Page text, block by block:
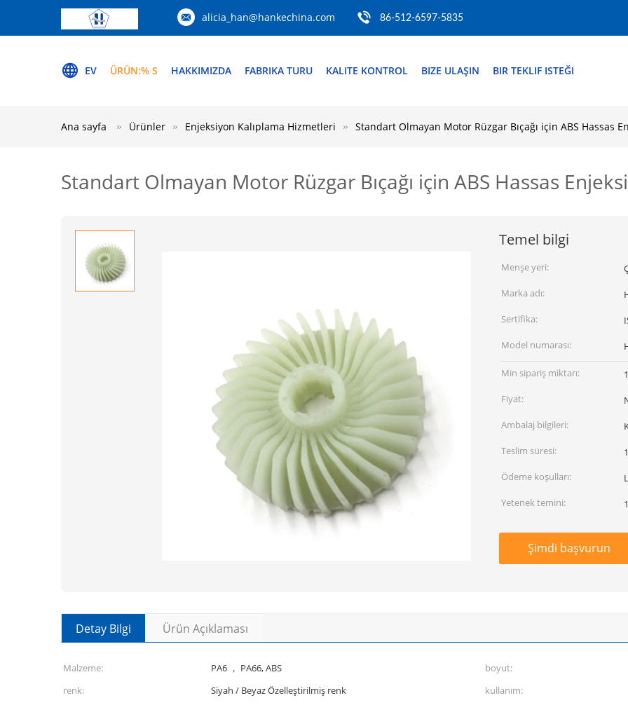
alicia_han@hankechina.com 86-512-6597-5835
EV ÜRÜN:% S HAKKIMIZDA FABRIKA TURU KALITE KONTROL BIZE ULAŞIN BIR TEKLIF ISTEĞI
Ana sayfa Ürünler Enjeksiyon Kalıplama Hizmetleri Standart Olmayan Motor Rüzgar Bıçağı için ABS Hassas
Standart Olmayan Motor Rüzgar Bıçağı için ABS Hassas
Temel bilgi
Menşe yeri:
Marka adı:
Sertifika:
Model numarası:
Min sipariş miktarı:
Fiyat:
Ambalaj bilgileri:
Teslim süresi:
Ödeme koşulları:
Yetenek temini:
Şimdi başvurun
Detay Bilgi Ürün Açıklaması
Malzeme: PA6 ， PA66, ABS boyut:
renk:
Siyah / Beyaz Özelleştirilmiş renk kullanım: